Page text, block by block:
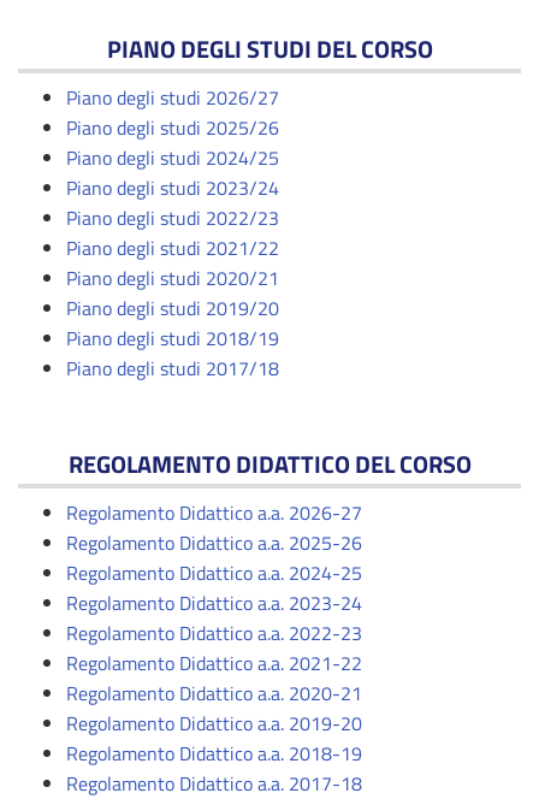
PIANO DEGLI STUDI DEL CORSO
Piano degli studi 2026/27
Piano degli studi 2025/26
Piano degli studi 2024/25
Piano degli studi 2023/24
Piano degli studi 2022/23
Piano degli studi 2021/22
Piano degli studi 2020/21
Piano degli studi 2019/20
Piano degli studi 2018/19
Piano degli studi 2017/18
REGOLAMENTO DIDATTICO DEL CORSO
Regolamento Didattico a.a. 2026-27
Regolamento Didattico a.a. 2025-26
Regolamento Didattico a.a. 2024-25
Regolamento Didattico a.a. 2023-24
Regolamento Didattico a.a. 2022-23
Regolamento Didattico a.a. 2021-22
Regolamento Didattico a.a. 2020-21
Regolamento Didattico a.a. 2019-20
Regolamento Didattico a.a. 2018-19
Regolamento Didattico a.a. 2017-18